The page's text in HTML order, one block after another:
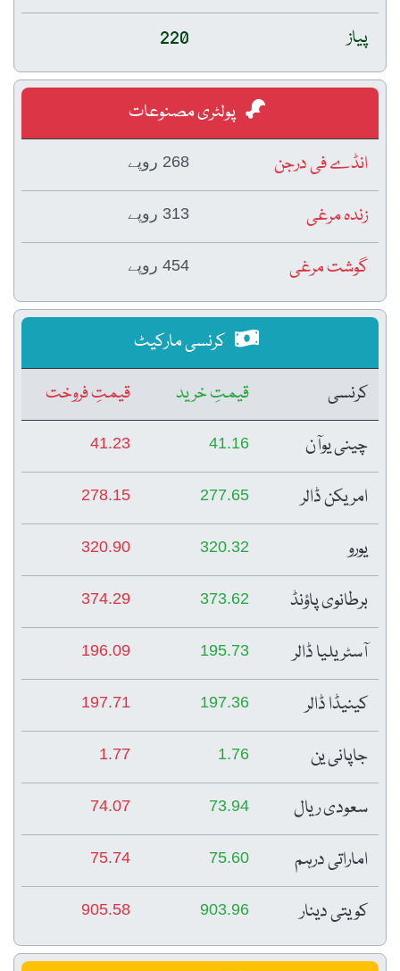
پیاز
220
پولٹری مصنوعات
انڈے فی درجن
268 روپے
زندہ مرغی 313 روپے
گوشت مرغی 454 روپے
کرنسی مارکیٹ
کرنسی
قیمتِ خرید
قیمتِ فروخت
چینی یوآن
41.16
41.23
امریکن ڈالر 277.65
278.15
یورو 320.32
320.90
برطانوی پاؤنڈ 373.62
374.29
آسٹریلیا ڈالر 195.73
196.09
کینیڈا ڈالر 197.36
197.71
جاپانی ین 1.76
1.77
سعودی ریال 73.94
74.07
اماراتی درہم 75.60
75.74
کویتی دینار 903.96
905.58